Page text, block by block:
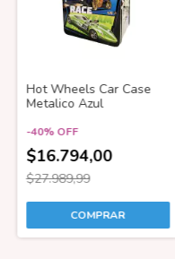
Hot Wheels Car Case
Metalico Azul
-40%OFF
$16.794,00
$27.989,99